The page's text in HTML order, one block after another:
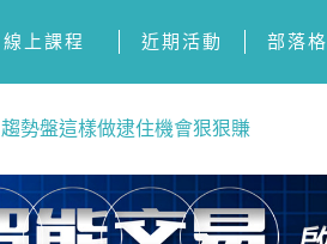
線上課程 近期活動 部落格
趨勢盤這樣做逮住機會狠狠賺